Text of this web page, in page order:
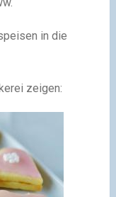
in die
zeigen: